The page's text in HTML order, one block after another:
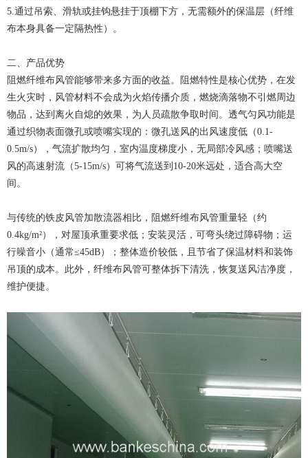
5.通过吊索、滑轨或挂钩悬挂于顶棚下方，无需额外的保温层（纤维
布本身具备一定隔热性）。
二、产品优势
阻燃纤维布风管能够带来多方面的收益。阻燃特性是核心优势，在发
生火灾时，风管材料不会成为火焰传播介质，燃烧滴落物不引燃周边
物品，达到离火自熄的效果，为人员疏散争取时间。透气匀风功能是
通过织物表面微孔或喷嘴实现的：微孔送风的出风速度低（0.1-
0.5m/s），气流扩散均匀，室内温度梯度小，无局部冷风感；喷嘴送
风的高速射流（5-15m/s）可将气流送到10-20米远处，适合高大空
间。
与传统的铁皮风管加散流器相比，阻燃纤维布风管重量轻（约
0.4kg/m²），对屋顶承重要求低；安装灵活，可弯头绕过障碍物；运
行噪音小（通常≤45dB）；整体造价较低，且节省了保温材料和装饰
吊顶的成本。此外，纤维布风管可整体拆下清洗，恢复送风洁净度，
维护便捷。